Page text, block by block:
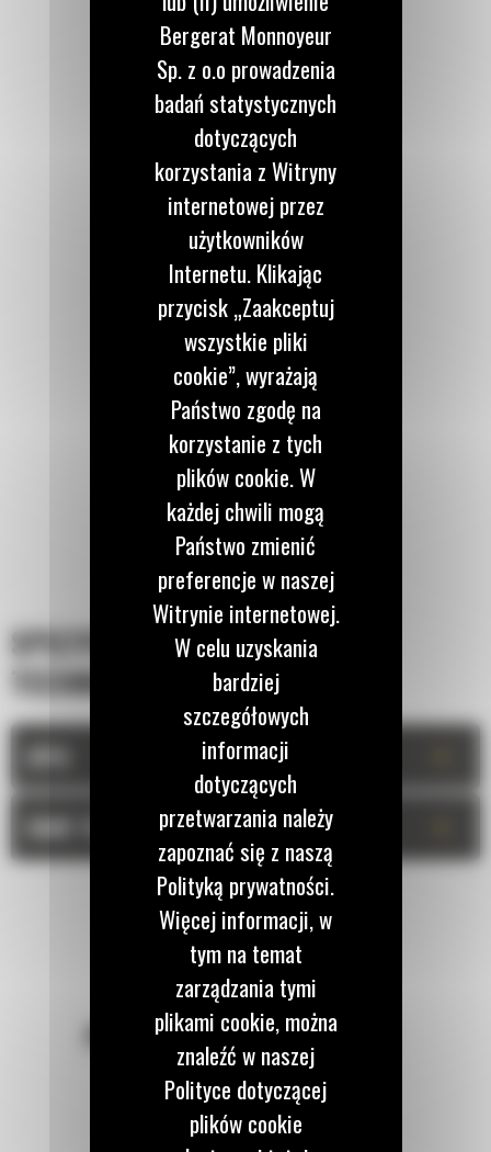
SPECYFIKACJA
TECHNICZNA
DANE TECHNICZNE
POZOSTAŃMY W KONTAKCIE
Bergerat Monnoyeur
Sp. z o.o prowadzenia
badań statystycznych
dotyczących
korzystania z Witryny
internetowej przez
użytkowników
Internetu. Klikając
przycisk „Zaakceptuj
wszystkie pliki
cookie”, wyrażają
Państwo zgodę na
korzystanie z tych
plików cookie. W
każdej chwili mogą
Państwo zmienić
preferencje w naszej
Witrynie internetowej.
W celu uzyskania
bardziej
szczegółowych
informacji
dotyczących
przetwarzania należy
zapoznać się z naszą
Polityką prywatności.
Więcej informacji, w
tym na temat
zarządzania tymi
plikami cookie, można
znaleźć w naszej
Polityce dotyczącej
plików cookie